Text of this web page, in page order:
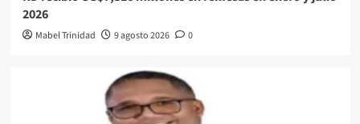
2026
Mabel Trinidad 9 agosto 2026 0